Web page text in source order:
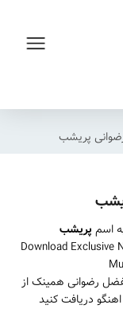
پریشب
اسم پریشب
Download Exclusive
رضوانی همینک از
دریافت کنید